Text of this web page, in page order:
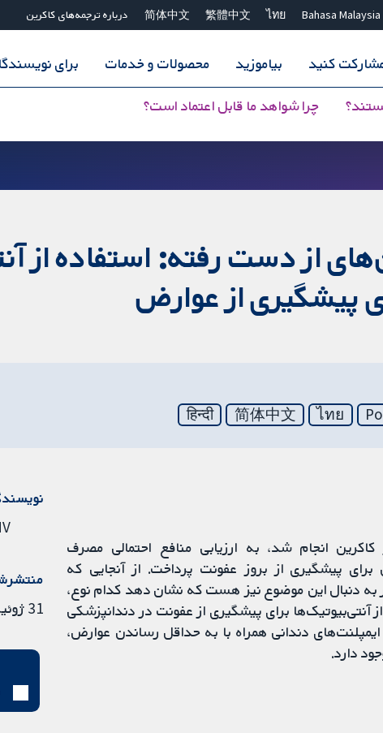
Bahasa Malaysia
ไทย
繁體中文
简体中文 درباره ترجمه‌های کاکرین
چرا شواهد ما قابل اعتماد است؟
کنید بیاموزید محصولات و خدمات برای
از دست رفته: استفاده از
پیشگیری از عوارض
ไทย
简体中文
हिन्दी
انجام شد، به ارزیابی منافع احتمالی مصرف
برای پیشگیری از بروز عفونت پرداخت. از آنجایی که
به دنبال این موضوع نیز هست که نشان دهد کدام نوع،
برای پیشگیری از عفونت در دندانپزشکی
دندانی همراه با به حداقل رساندن عوارض،
دارد.
31 ژوئیه 2013